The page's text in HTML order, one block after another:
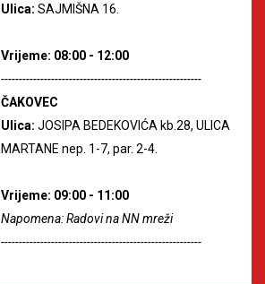
Ulica: SAJMIŠNA 16.
Vrijeme: 08:00 - 12:00
--------------------------------------------------------
ČAKOVEC
Ulica: JOSIPA BEDEKOVIĆA kb.28, ULICA
MARTANE nep. 1-7, par. 2-4.
Vrijeme: 09:00 - 11:00
Napomena: Radovi na NN mreži
--------------------------------------------------------